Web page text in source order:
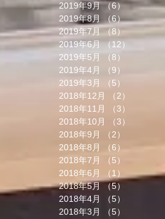
2019年9月 （6）6件の記事
2019年8月
（6）6件の記事
2019年7月
（8）8件の記事
2019年6月 （12）
2019年5月
（8）
2019年4月
（9）
2019年3月
（5）
2018年12月
（2）
2018年11月
（3）
2018年10月
（3）
2018年9月
（2）
2018年8月
（6）
2018年7月
（5）
2018年6月
（1）
1件の記事
2018年5月
（5）
2018年4月
（5）
2018年3月
（5）